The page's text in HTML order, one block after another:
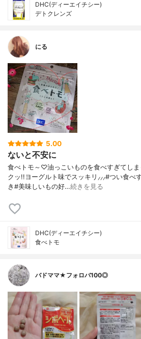
DHC(ディーエイチシー)
デトクレンズ
にる
5.00
ないと不安に
食べトモ～♡油っこいものを食べすぎてしま
クッ!!ヨーグルト味でスッキリ⸝⸝⸝#つい食べ
き#美味しいもの好…続きを見る
DHC(ディーエイチシー)
食べトモ
バドママ★フォロバ100◎